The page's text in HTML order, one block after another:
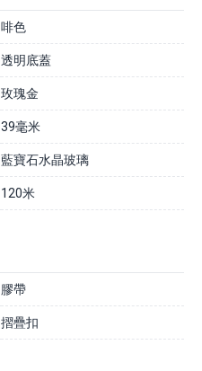
啡色
透明底蓋
玫瑰金
39毫米
藍寶石水晶玻璃
120米
膠帶
摺疊扣